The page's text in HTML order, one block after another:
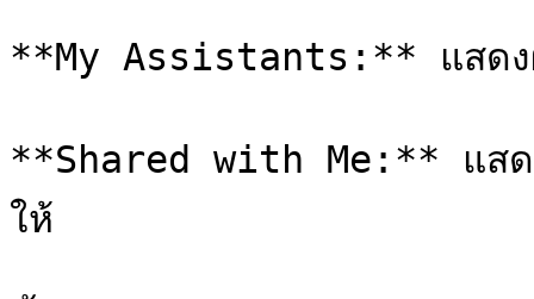
**My Assistants:** แสดง
**Shared with Me:** แสด
ให้